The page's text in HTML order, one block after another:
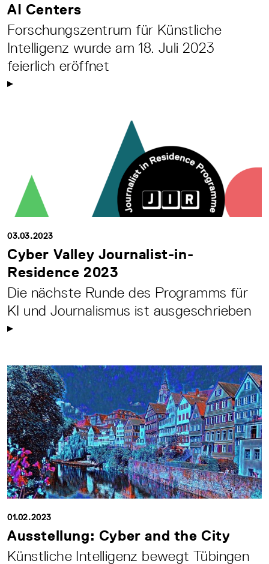
AI Centers
Forschungszentrum für Künstliche
Intelligenz wurde am 18. Juli 2023
feierlich eröffnet
03.03.2023
Cyber Valley Journalist-in-
Residence 2023
Die nächste Runde des Programms für
KI und Journalismus ist ausgeschrieben
01.02.2023
Ausstellung: Cyber and the City
Künstliche Intelligenz bewegt Tübingen